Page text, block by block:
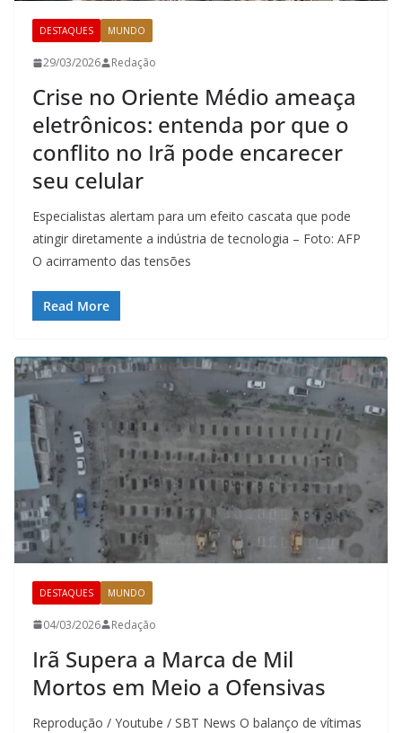
DESTAQUES MUNDO
29/03/2026 Redação
Crise no Oriente Médio ameaça
eletrônicos: entenda por que o
conflito no Irã pode encarecer
seu celular
Especialistas alertam para um efeito cascata que pode
atingir diretamente a indústria de tecnologia – Foto: AFP
O acirramento das tensões
Read More
DESTAQUES MUNDO
04/03/2026 Redação
Irã Supera a Marca de Mil
Mortos em Meio a Ofensivas
Reprodução / Youtube / SBT News O balanço de vítimas